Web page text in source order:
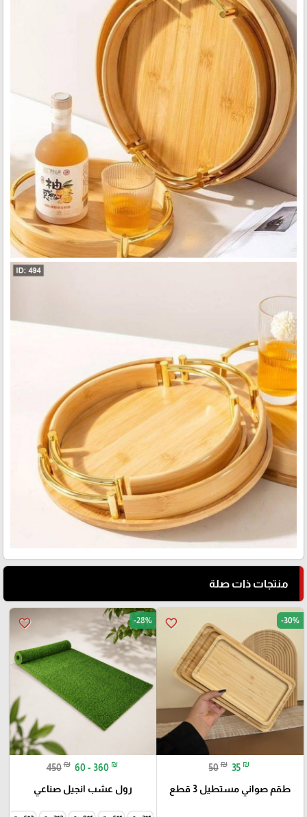
منتجات ذات صلة
favorite_border -30%
50 ₪ 35 ₪
طقم صواني مستطيل 3 قطع
favorite_border -28%
450 ₪ 60 - 360 ₪
رول عشب انجيل صناعي